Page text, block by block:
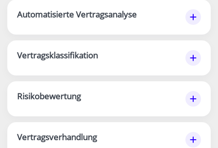
Automatisierte Vertragsanalyse
Vertragsklassifikation
Risikobewertung
Vertragsverhandlung